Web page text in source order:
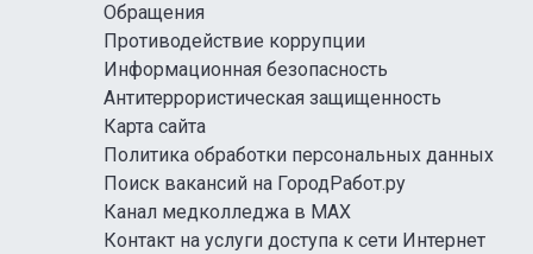
Обращения
Противодействие коррупции
Информационная безопасность
Антитеррористическая защищенность
Карта сайта
Политика обработки персональных данных
Поиск вакансий на ГородРабот.ру
Канал медколледжа в MAX
Контакт на услуги доступа к сети Интернет